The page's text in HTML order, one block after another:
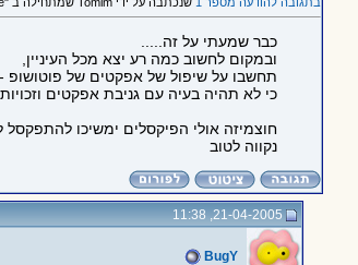
כבר שמעתי על זה.....
ובמקום לחשוב כמה רע יצא מכל העיניין,
תחשבו על שיפול של אפקטים של פוטושופ
כי לא תהיה בעיה עם גניבת אפקטים וזכויות
חוצמיזה אולי הפיקסלים ימשיכו
נקווה לטוב
21-04-2005, 11:38
BugY